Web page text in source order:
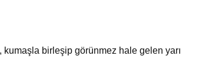
birleşip görünmez hale gelen yarı